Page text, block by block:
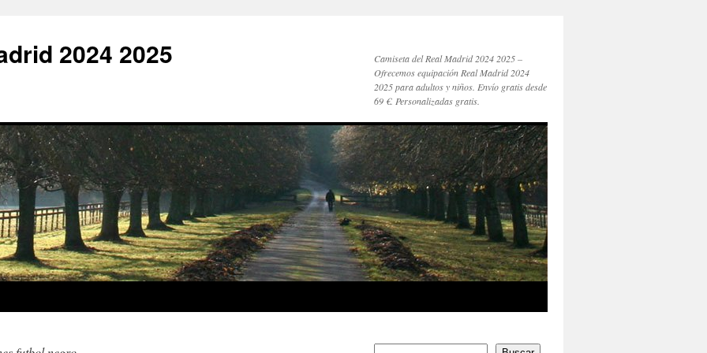
2024 2025
Camiseta del Real Madrid 2024 2025 –
Ofrecemos equipación Real Madrid 2024
2025 para adultos y niños. Envío gratis desde
69 €. Personalizadas gratis.